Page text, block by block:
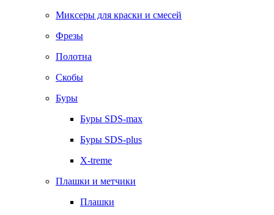
Миксеры для краски и смесей
Фрезы
Полотна
Скобы
Буры
Буры SDS-max
Буры SDS-plus
X-treme
Плашки и метчики
Плашки